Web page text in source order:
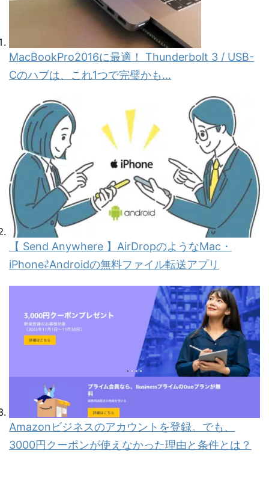
MacBookPro2016に最適！ Thunderbolt 3 / USB-
Cのハブは、これ1つで完璧かも…
【 Send Anywhere 】AirDropのようなMac・
iPhone⇄Androidの無料ファイル転送アプリ
Amazonビジネスのアカウントを登録。でも、
3000円クーポンが使えなかった理由と条件とは？